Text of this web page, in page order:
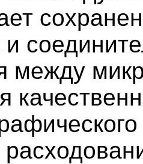
между